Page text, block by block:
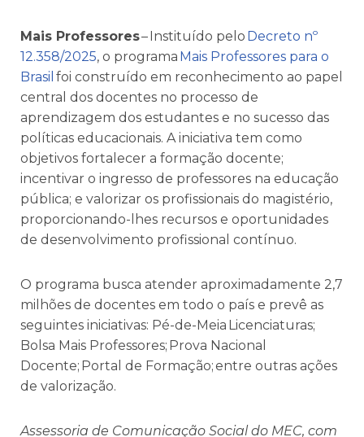
Mais Professores– Instituído pelo Decreto nº
12.358/2025, o programa Mais Professores para o
Brasil foi construído em reconhecimento ao papel
central dos docentes no processo de
aprendizagem dos estudantes e no sucesso das
políticas educacionais. A iniciativa tem como
objetivos fortalecer a formação docente;
incentivar o ingresso de professores na educação
pública; e valorizar os profissionais do magistério,
proporcionando-lhes recursos e oportunidades
de desenvolvimento profissional contínuo.
O programa busca atender aproximadamente 2,7
milhões de docentes em todo o país e prevê as
seguintes iniciativas: Pé-de-Meia Licenciaturas;
Bolsa Mais Professores; Prova Nacional
Docente; Portal de Formação; entre outras ações
de valorização.
Assessoria de Comunicação Social do MEC, com